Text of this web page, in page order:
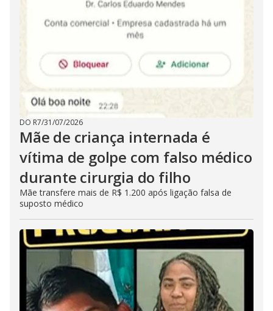
DO R7/31/07/2026
Mãe de criança internada é
vítima de golpe com falso médico
durante cirurgia do filho
Mãe transfere mais de R$ 1.200 após ligação falsa de
suposto médico